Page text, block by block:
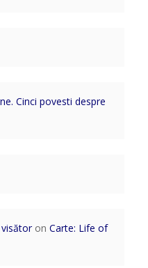
Cinci povesti despre
on Carte: Life of